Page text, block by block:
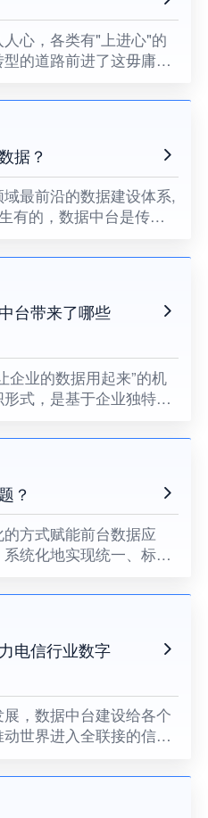
心，各类有"上进心"的
的道路前进了这毋庸置
，而数据中台就是解决
据？
最前沿的数据建设体系,
有的，数据中台是传统
台带来了哪些
企业的数据用起来”的机
式，是基于企业独特的
化为资产并服务于业务
？
方式赋能前台数据应
统化地实现统一、标准
起来，主要有效率、质
电信行业数字
，数据中台建设给各个
世界进入全联接的信息